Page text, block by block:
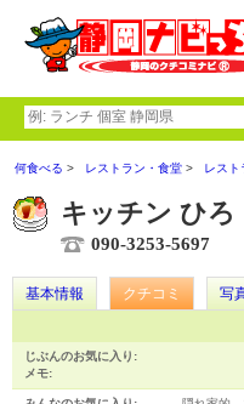
何食べる レストラン・食堂 レスト
キッチン ひろ
090-3253-5697
基本情報 クチコミ 写
じぶんのお気に入り:
メモ: